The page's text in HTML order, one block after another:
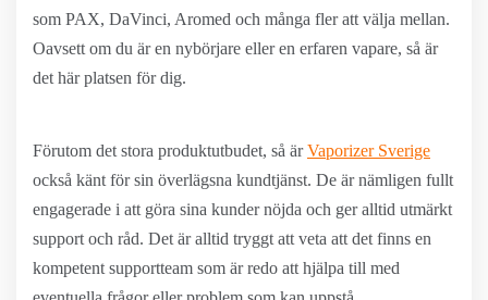
som PAX, DaVinci, Aromed och många fler att välja mellan.
Oavsett om du är en nybörjare eller en erfaren vapare, så är
det här platsen för dig.
Förutom det stora produktutbudet, så ärVaporizer Sverige
också känt för sin överlägsna kundtjänst. De är nämligen fullt
engagerade i att göra sina kunder nöjda och ger alltid utmärkt
support och råd. Det är alltid tryggt att veta att det finns en
kompetent supportteam som är redo att hjälpa till med